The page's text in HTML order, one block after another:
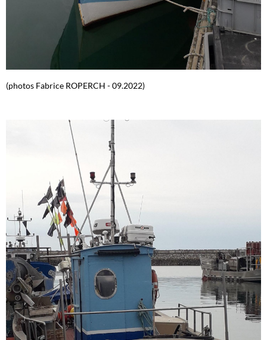
(photos Fabrice ROPERCH - 09.2022)